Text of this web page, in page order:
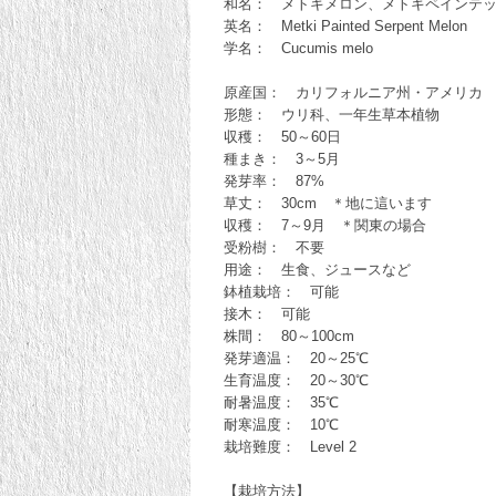
和名： メトキメロン、メトキペインテ
英名： Metki Painted Serpent Melon
学名： Cucumis melo
原産国： カリフォルニア州・アメリカ
形態： ウリ科、一年生草本植物
収穫： 50～60日
種まき： 3～5月
発芽率： 87%
草丈： 30cm ＊地に這います
収穫： 7～9月 ＊関東の場合
受粉樹： 不要
用途： 生食、ジュースなど
鉢植栽培： 可能
接木： 可能
株間： 80～100cm
発芽適温： 20～25℃
生育温度： 20～30℃
耐暑温度： 35℃
耐寒温度： 10℃
栽培難度： Level 2
【栽培方法】